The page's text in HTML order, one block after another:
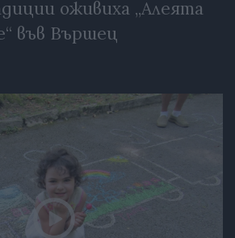
оживиха „Алеята
във Вършец